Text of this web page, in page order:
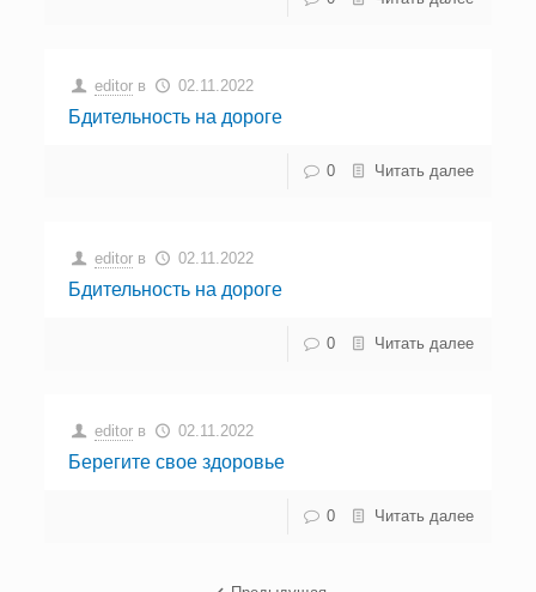
editor в 02.11.2022
Бдительность на дороге
0 Читать далее
editor в 02.11.2022
Бдительность на дороге
0 Читать далее
editor в 02.11.2022
Берегите свое здоровье
0 Читать далее